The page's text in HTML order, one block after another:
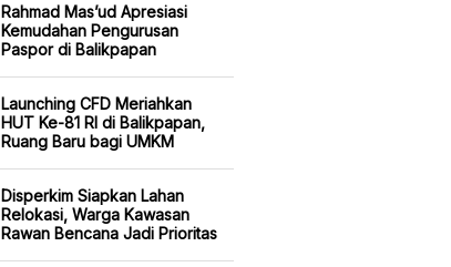
Rahmad Mas’ud Apresiasi
Kemudahan Pengurusan
Paspor di Balikpapan
Launching CFD Meriahkan
HUT Ke-81 RI di Balikpapan,
Ruang Baru bagi UMKM
Disperkim Siapkan Lahan
Relokasi, Warga Kawasan
Rawan Bencana Jadi Prioritas